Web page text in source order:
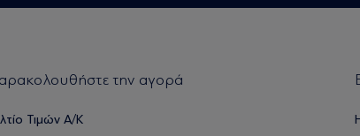
την αγορά
Τιμών Α/Κ